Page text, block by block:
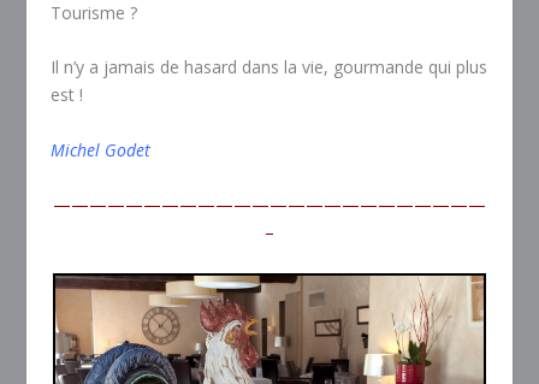
Tourisme ?
Il n’y a jamais de hasard dans la vie, gourmande qui plus
est !
Michel Godet
————————————————————————
–